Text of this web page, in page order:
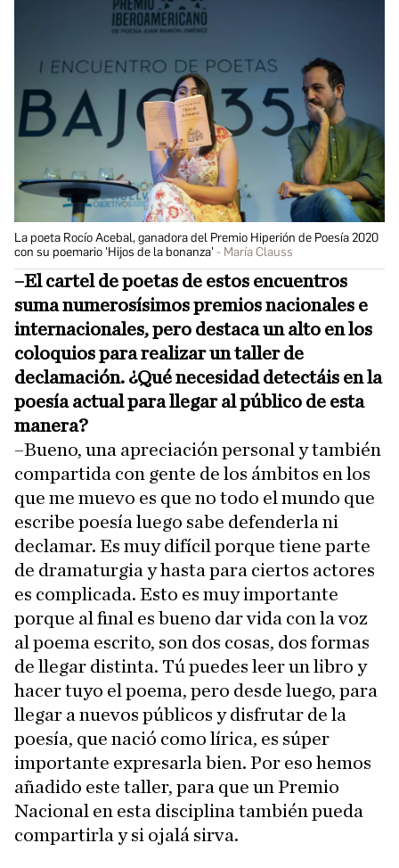
La poeta Rocío Acebal, ganadora del Premio Hiperión de Poesía 2020
con su poemario 'Hijos de la bonanza'
María Clauss
–El cartel de poetas de estos encuentros
suma numerosísimos premios nacionales e
internacionales, pero destaca un alto en los
coloquios para realizar un taller de
declamación. ¿Qué necesidad detectáis en la
poesía actual para llegar al público de esta
manera?
–Bueno, una apreciación personal y también
compartida con gente de los ámbitos en los
que me muevo es que no todo el mundo que
escribe poesía luego sabe defenderla ni
declamar. Es muy difícil porque tiene parte
de dramaturgia y hasta para ciertos actores
es complicada. Esto es muy importante
porque al final es bueno dar vida con la voz
al poema escrito, son dos cosas, dos formas
de llegar distinta. Tú puedes leer un libro y
hacer tuyo el poema, pero desde luego, para
llegar a nuevos públicos y disfrutar de la
poesía, que nació como lírica, es súper
importante expresarla bien. Por eso hemos
añadido este taller, para que un Premio
Nacional en esta disciplina también pueda
compartirla y si ojalá sirva.